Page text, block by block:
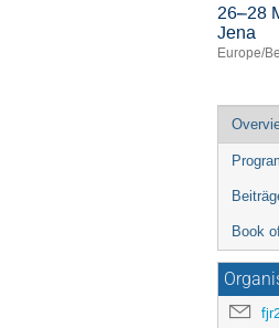
26–28
Jena
Europe/
Event
menu
Book